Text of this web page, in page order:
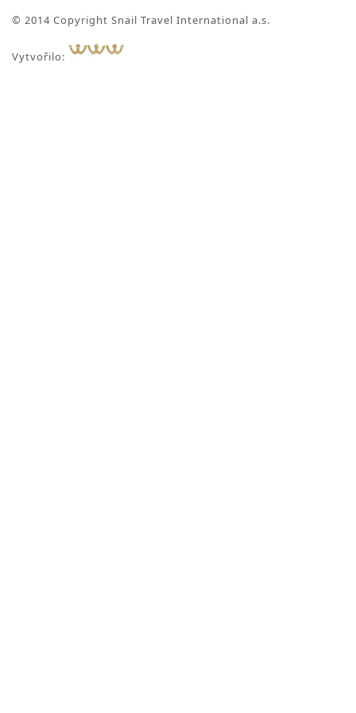
© 2014 Copyright Snail Travel International a.s.
Vytvořilo: